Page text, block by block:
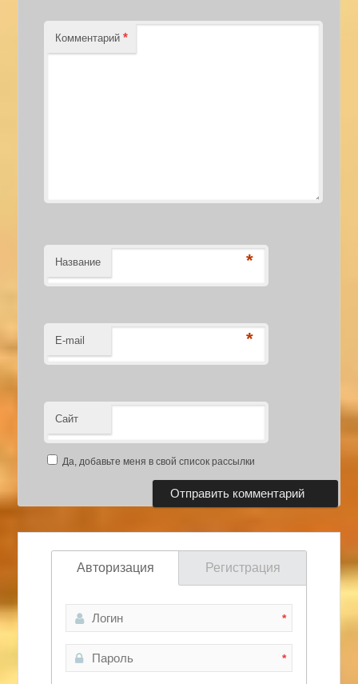
Комментарий*
Название *
E-mail *
Сайт
Да, добавьте меня в свой список рассылки
Авторизация Регистрация
*
*